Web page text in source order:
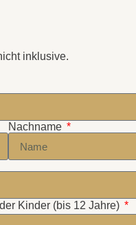
inklusive.
Nachname
Kinder (bis 12 Jahre)